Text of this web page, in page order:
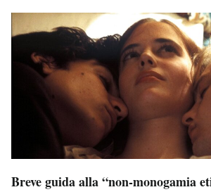
Breve guida alla “non-monogamia